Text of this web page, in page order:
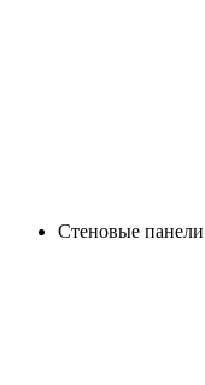
Стеновые панели